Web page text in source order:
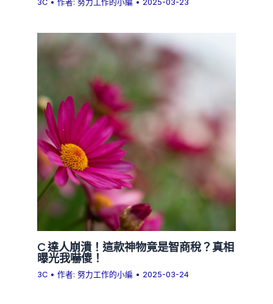
3C • 作者:努力工作的小編 • 2025-03-23
C 達人崩潰！這款神物竟是智商稅？真相
曝光我嚇傻！
3C • 作者:努力工作的小編 • 2025-03-24